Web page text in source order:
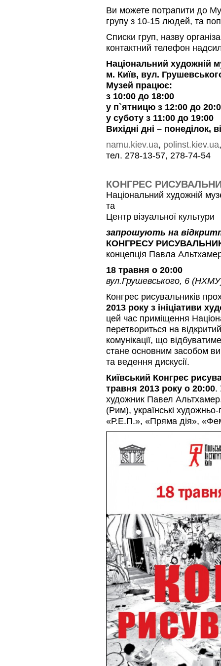
Ви можете потрапити до
групу з 10-15 людей, та
Списки груп, назву
контактний телефон
Національний художній
м. Київ, вул.
Музей працює:
з 10:00 до 18:00
у п`ятницю з 12:00 до
у суботу з 11:00 до 19:00
Вихідні дні – понеділок,
namu.kiev.ua, polinst.kiev.ua
тел. 278-13-57, 278-74-54
КОНГРЕС
Національний художній
та
Центр візуальної культури
запрошують на
КОНГРЕСУ
концепція Павла
18 травня о 20:00
вул.Грушевського, 6
Конгрес рисувальників
2013 року з ініціативи
цей час приміщення
перетвориться на
комунікації, що
стане основним засобом
та ведення дискусії.
Київський Конгрес
травня 2013 року о 20:00.
художник Павел
(Рим), українські художньо-
«Р.Е.П.», «Пряма дія»,